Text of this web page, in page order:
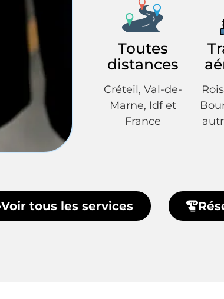
Toutes
distances
Créteil, Val-de-
Marne, Idf et
France
Voir tous les services